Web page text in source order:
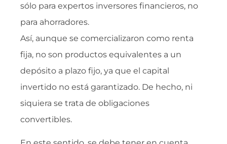
sólo para expertos inversores financieros, no
para ahorradores.
Así, aunque se comercializaron como renta
fija, no son productos equivalentes a un
depósito a plazo fijo, ya que el capital
invertido no está garantizado. De hecho, ni
siquiera se trata de obligaciones
convertibles.